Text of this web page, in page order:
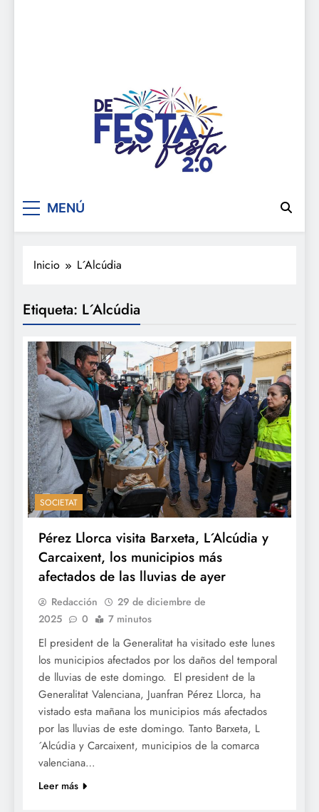
De festa en festa 2.0
MENÚ
Inicio L´Alcúdia
Etiqueta: L´Alcúdia
SOCIETAT
Pérez Llorca visita Barxeta, L´Alcúdia y
Carcaixent, los municipios más
afectados de las lluvias de ayer
Redacción
29 de diciembre de
2025
0 7 minutos
El president de la Generalitat ha visitado este lunes
los municipios afectados por los daños del temporal
de lluvias de este domingo. El president de la
Generalitat Valenciana, Juanfran Pérez Llorca, ha
vistado esta mañana los municipios más afectados
por las lluvias de este domingo. Tanto Barxeta, L
´Alcúdia y Carcaixent, municipios de la comarca
valenciana…
Leer más